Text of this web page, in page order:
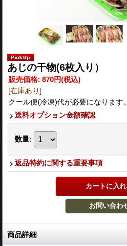
あじの干物(6枚入り）
販売価格: 870円(税込)
[在庫あり]
クール便(冷凍)代が必要になります。
送料オプション金額確認
数量:
返品特約に関する重要事項
商品詳細